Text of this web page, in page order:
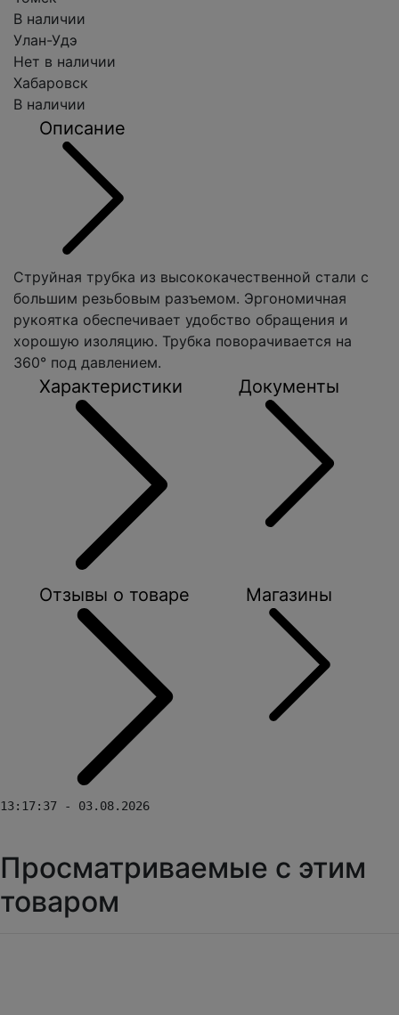
В наличии
Улан-Удэ
Нет в наличии
Хабаровск
В наличии
Описание
Струйная трубка из высококачественной стали с
большим резьбовым разъемом. Эргономичная
рукоятка обеспечивает удобство обращения и
хорошую изоляцию. Трубка поворачивается на
360° под давлением.
Характеристики Документы
Отзывы о товаре Магазины
13:17:37 - 03.08.2026
Просматриваемые с этим
товаром